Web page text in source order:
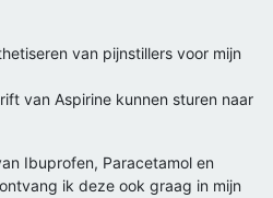
van pijnstillers voor mijn
van Aspirine kunnen sturen naar
Ibuprofen, Paracetamol en
ik deze ook graag in mijn